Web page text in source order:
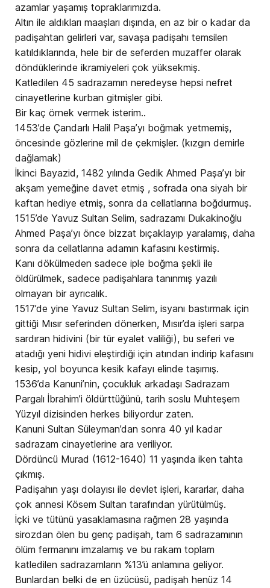
azamlar yaşamış topraklarımızda.
Altın ile aldıkları maaşları dışında, en az bir o kadar da
padişahtan gelirleri var, savaşa padişahı temsilen
katıldıklarında, hele bir de seferden muzaffer olarak
döndüklerinde ikramiyeleri çok yüksekmiş.
Katledilen 45 sadrazamın neredeyse hepsi nefret
cinayetlerine kurban gitmişler gibi.
Bir kaç örnek vermek isterim..
1453’de Çandarlı Halil Paşa’yı boğmak yetmemiş,
öncesinde gözlerine mil de çekmişler. (kızgın demirle
dağlamak)
İkinci Bayazid, 1482 yılında Gedik Ahmed Paşa’yı bir
akşam yemeğine davet etmiş , sofrada ona siyah bir
kaftan hediye etmiş, sonra da cellatlarına boğdurmuş.
1515’de Yavuz Sultan Selim, sadrazamı Dukakinoğlu
Ahmed Paşa’yı önce bizzat bıçaklayıp yaralamış, daha
sonra da cellatlarına adamın kafasını kestirmiş.
Kanı dökülmeden sadece iple boğma şekli ile
öldürülmek, sadece padişahlara tanınmış yazılı
olmayan bir ayrıcalık.
1517’de yine Yavuz Sultan Selim, isyanı bastırmak için
gittiği Mısır seferinden dönerken, Mısır’da işleri sarpa
sardıran hidivini (bir tür eyalet valiliği), bu seferi ve
atadığı yeni hidivi eleştirdiği için atından indirip kafasını
kesip, yol boyunca kesik kafayı elinde taşımış.
1536’da Kanuni’nin, çocukluk arkadaşı Sadrazam
Pargalı İbrahim’i öldürttüğünü, tarih soslu Muhteşem
Yüzyıl dizisinden herkes biliyordur zaten.
Kanuni Sultan Süleyman’dan sonra 40 yıl kadar
sadrazam cinayetlerine ara veriliyor.
Dördüncü Murad (1612-1640) 11 yaşında iken tahta
çıkmış.
Padişahın yaşı dolayısı ile devlet işleri, kararlar, daha
çok annesi Kösem Sultan tarafından yürütülmüş.
İçki ve tütünü yasaklamasına rağmen 28 yaşında
sirozdan ölen bu genç padişah, tam 6 sadrazamının
ölüm fermanını imzalamış ve bu rakam toplam
katledilen sadrazamların %13’ü anlamına geliyor.
Bunlardan belki de en üzücüsü, padişah henüz 14